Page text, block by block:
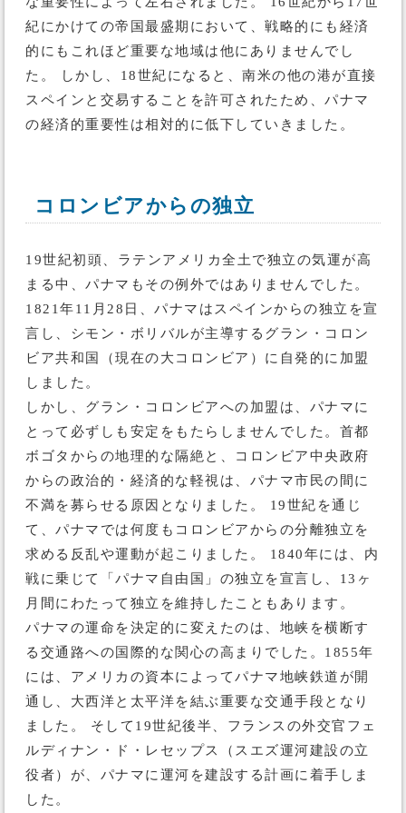
紀にかけての帝国最盛期において、戦略的にも経済
的にもこれほど重要な地域は他にありませんでし
た。 しかし、18世紀になると、南米の他の港が直接
スペインと交易することを許可されたため、パナマ
の経済的重要性は相対的に低下していきました。
コロンビアからの独立
19世紀初頭、ラテンアメリカ全土で独立の気運が高
まる中、パナマもその例外ではありませんでした。
1821年11月28日、パナマはスペインからの独立を宣
言し、シモン・ボリバルが主導するグラン・コロン
ビア共和国（現在の大コロンビア）に自発的に加盟
しました。
しかし、グラン・コロンビアへの加盟は、パナマに
とって必ずしも安定をもたらしませんでした。首都
ボゴタからの地理的な隔絶と、コロンビア中央政府
からの政治的・経済的な軽視は、パナマ市民の間に
不満を募らせる原因となりました。 19世紀を通じ
て、パナマでは何度もコロンビアからの分離独立を
求める反乱や運動が起こりました。 1840年には、内
戦に乗じて「パナマ自由国」の独立を宣言し、13ヶ
月間にわたって独立を維持したこともあります。
パナマの運命を決定的に変えたのは、地峡を横断す
る交通路への国際的な関心の高まりでした。1855年
には、アメリカの資本によってパナマ地峡鉄道が開
通し、大西洋と太平洋を結ぶ重要な交通手段となり
ました。 そして19世紀後半、フランスの外交官フェ
ルディナン・ド・レセップス（スエズ運河建設の立
役者）が、パナマに運河を建設する計画に着手しま
した。